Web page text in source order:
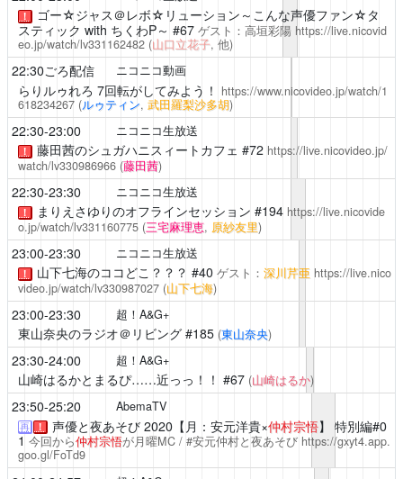
！
ゴー☆ジャス＠レボ☆リューション～こんな声優ファン☆タ
スティック with ちくわP～ #67 ゲスト：高垣彩陽 https://live.nicovid
eo.jp/watch/lv331162482 (山口立花子, 他)
22:30ごろ配信 ニコニコ動画
らりルゥれろ 7回転がしてみよう！
https://www.nicovideo.jp/watch/1
618234267 (ルゥティン, 武田羅梨沙多胡)
22:30-23:00 ニコニコ生放送
！ 藤田茜のシュガハニスィートカフェ #72 https://live.nicovideo.jp/
watch/lv330986966 (藤田茜)
22:30-23:30 ニコニコ生放送
！ まりえさゆりのオフラインセッション #194 https://live.nicovide
o.jp/watch/lv331160775 (三宅麻理恵, 原紗友里)
23:00-23:30 ニコニコ生放送
！ 山下七海のココどこ？？？ #40 ゲスト： 深川芹亜 https://live.nico
video.jp/watch/lv330987027 (山下七海)
23:00-23:30 超！A&G+
東山奈央のラジオ＠リビング#185 (東山奈央)
23:30-24:00 超！A&G+
山崎はるかとまるぴ……近っっ！！ #67 (山崎はるか)
23:50-25:20 AbemaTV
再 ！ 声優と夜あそび2020【月：安元洋貴×仲村宗悟】 特別編#0
1 今回から仲村宗悟が月曜MC / #安元仲村と夜あそび https://gxyt4.app.
goo.gl/FoTd9